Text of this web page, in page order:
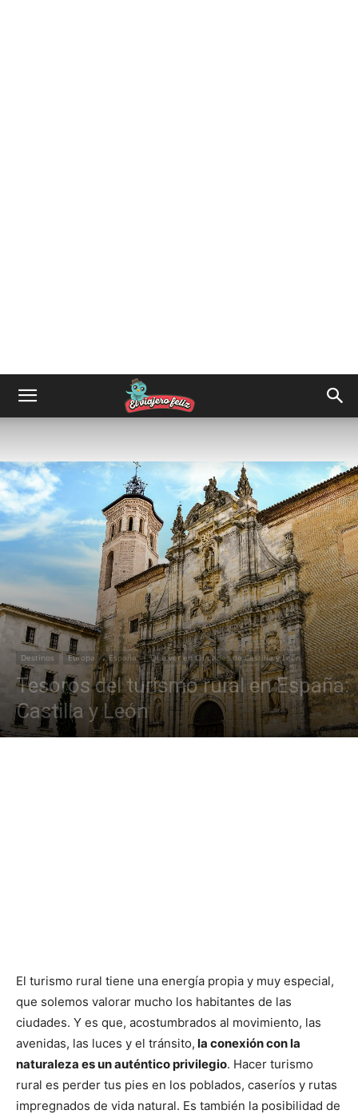
Destinos Europa España Qué ver en Ciudades de Castilla y León
Tesoros del turismo rural en España:
Castilla y León
El turismo rural tiene una energía propia y muy especial,
que solemos valorar mucho los habitantes de las
ciudades. Y es que, acostumbrados al movimiento, las
avenidas, las luces y el tránsito, la conexión con la
naturaleza es un auténtico privilegio. Hacer turismo
rural es perder tus pies en los poblados, caseríos y rutas
impregnados de vida natural. Es también la posibilidad de